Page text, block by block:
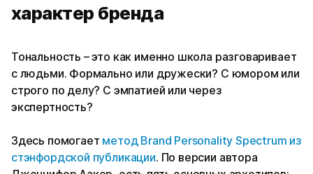
характер бренда
Тональность – это как именно школа разговаривает
с людьми. Формально или дружески? С юмором или
строго по делу? С эмпатией или через
экспертность?
Здесь помогает метод Brand Personality Spectrum из
стэнфордской публикации. По версии автора